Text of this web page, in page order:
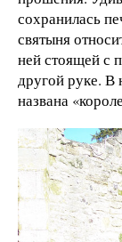
сохранилась
святыня
ней стоящей с
другой руке. В
названа